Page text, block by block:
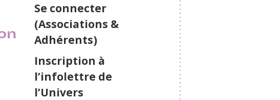
Se connecter
(Associations &
Adhérents)
Inscription à
l’infolettre de
l’Univers